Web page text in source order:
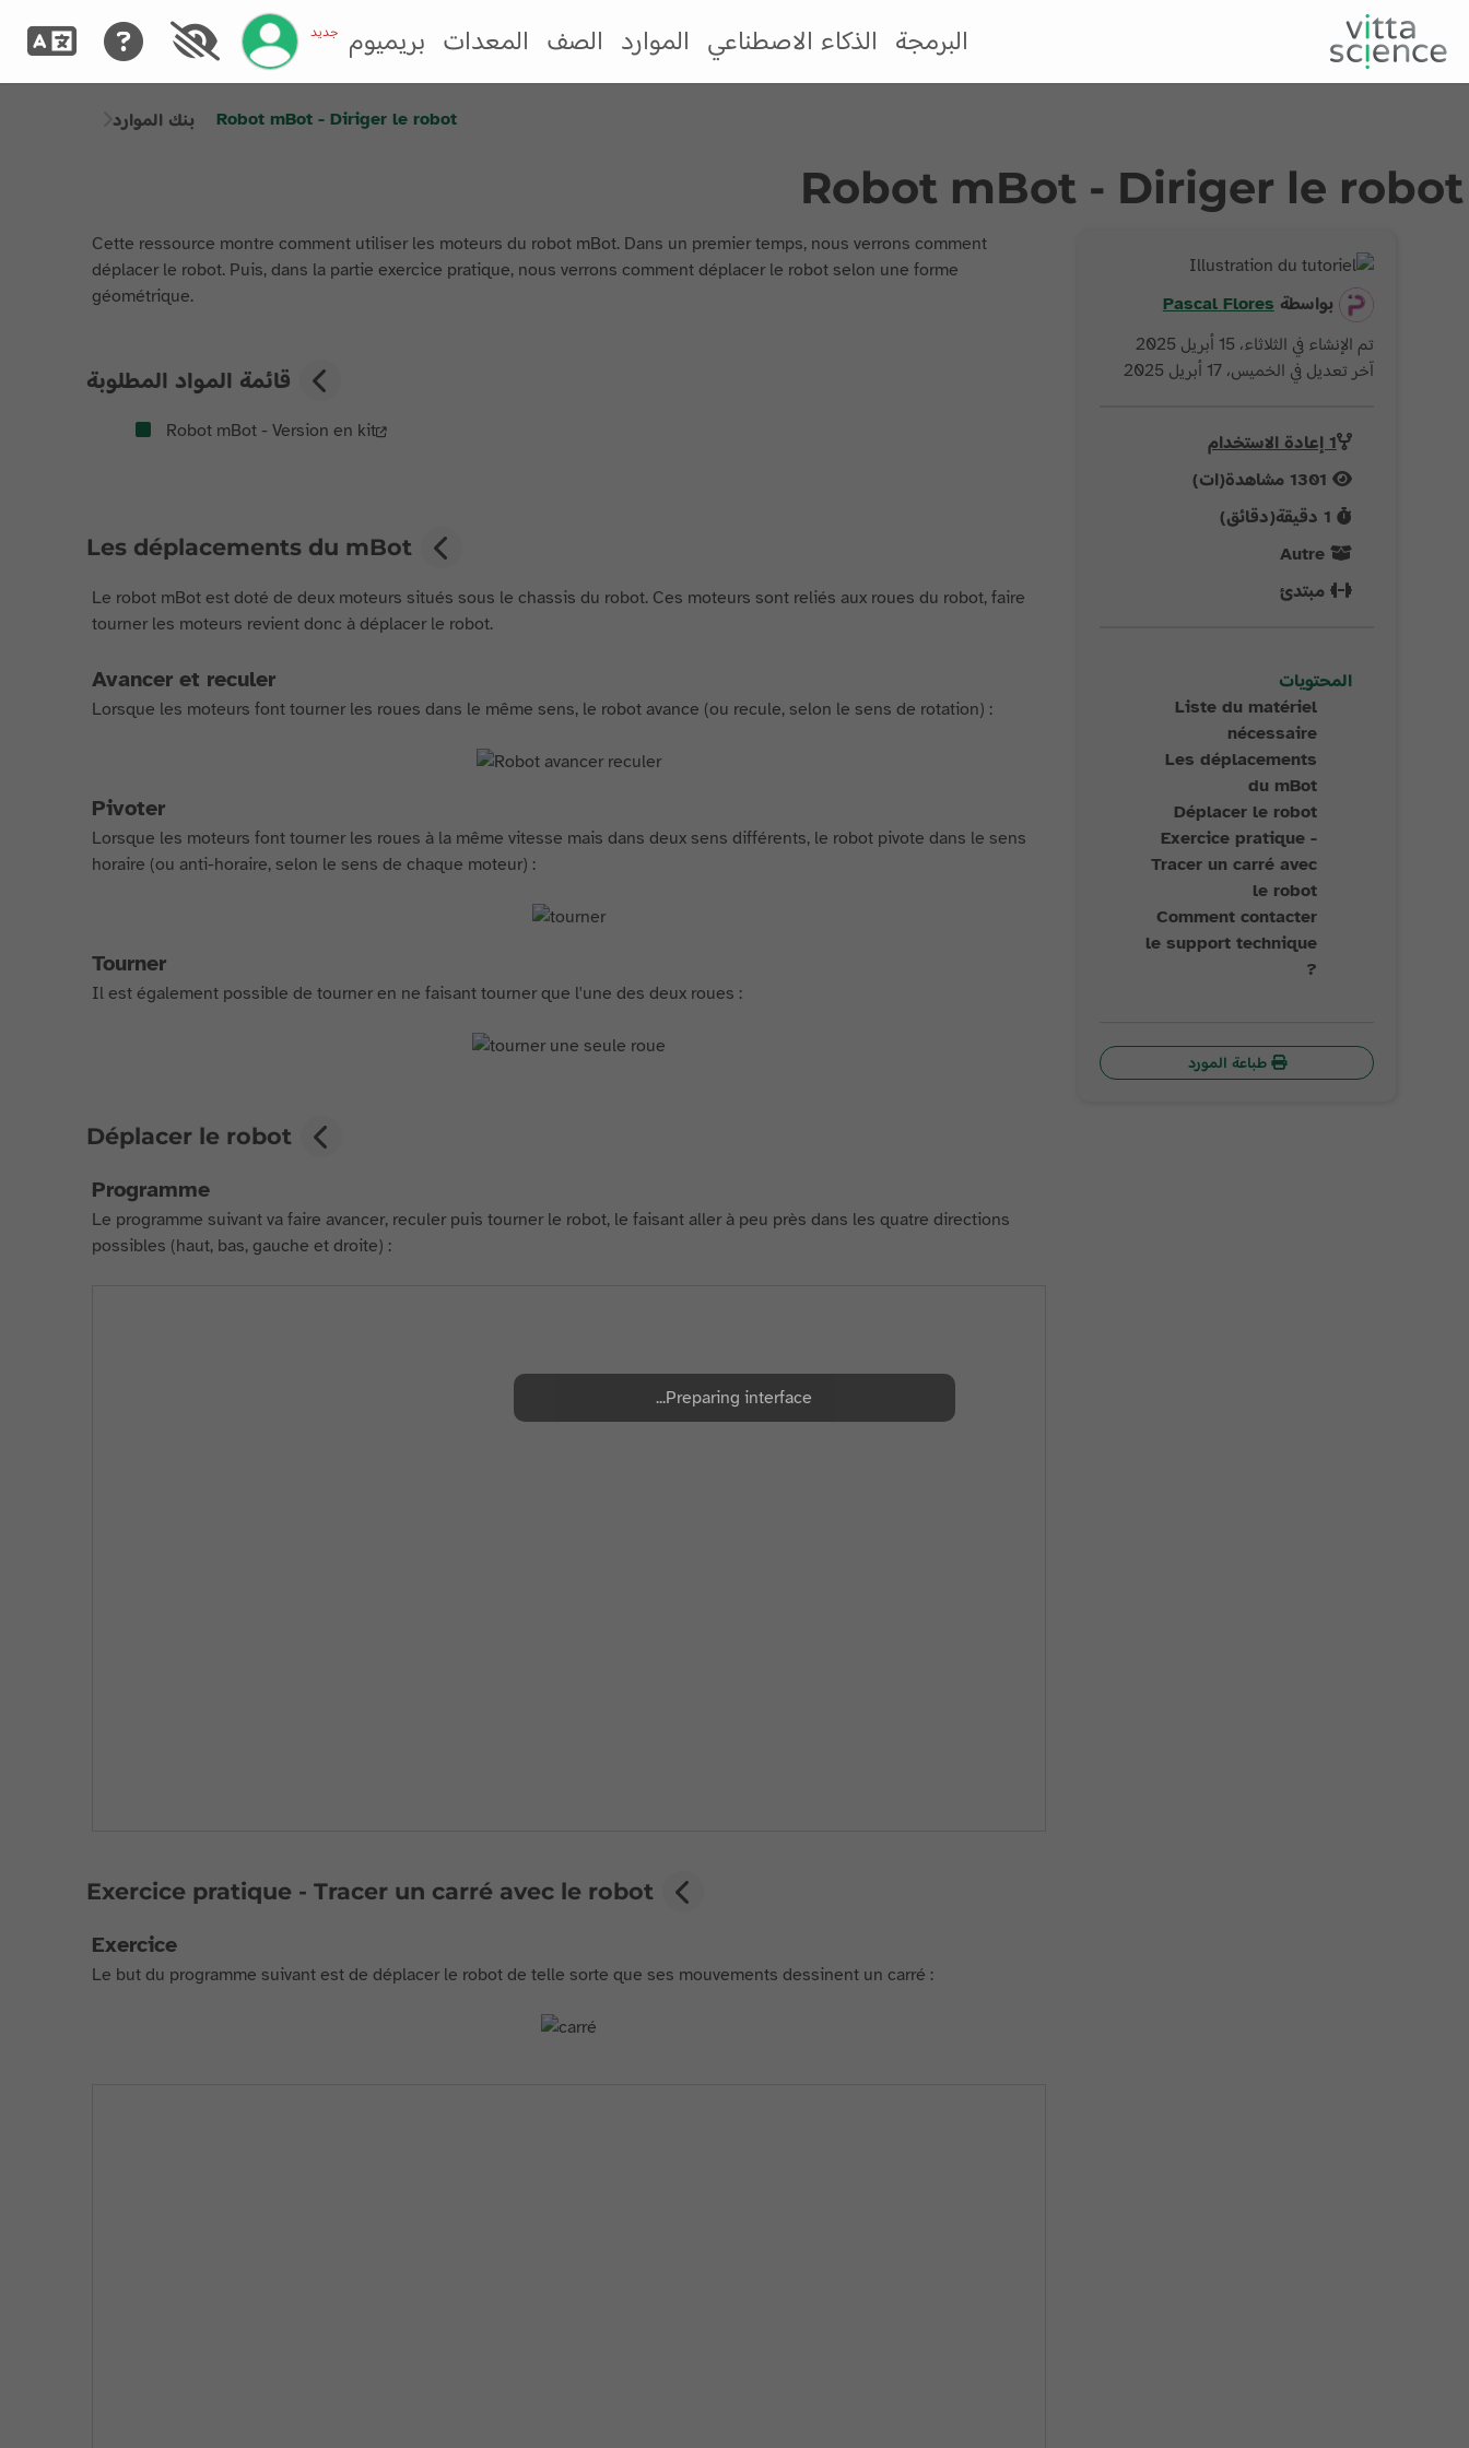
البرمجة الذكاء الاصطناعي الموارد الصف المعدات بريميوم جديد إدارة حسابك
بنك الموارد Robot mBot - Diriger le robot
Robot mBot - Diriger le robot
بواسطة Pascal Flores
تم الإنشاء في الثلاثاء، 15 أبريل 2025
آخر تعديل في الخميس، 17 أبريل 2025
1 إعادة الاستخدام
1301 مشاهدة(ات)
1 دقيقة(دقائق)
Autre
مبتدئ
المحتويات
Liste du matériel
nécessaire
Les déplacements
du mBot
Déplacer le robot
Exercice pratique -
Tracer un carré avec
le robot
Comment contacter
le support technique
?
طباعة المورد
Cette ressource montre comment utiliser les moteurs du robot mBot. Dans un premier temps, nous verrons comment
déplacer le robot. Puis, dans la partie exercice pratique, nous verrons comment déplacer le robot selon une forme
géométrique.
قائمة المواد المطلوبة
Robot mBot - Version en kit
Les déplacements du mBot
Le robot mBot est doté de deux moteurs situés sous le chassis du robot. Ces moteurs sont reliés aux roues du robot, faire
tourner les moteurs revient donc à déplacer le robot.
Avancer et reculer
Lorsque les moteurs font tourner les roues dans le même sens, le robot avance (ou recule, selon le sens de rotation) :
Pivoter
Lorsque les moteurs font tourner les roues à la même vitesse mais dans deux sens différents, le robot pivote dans le sens
horaire (ou anti-horaire, selon le sens de chaque moteur) :
Tourner
Il est également possible de tourner en ne faisant tourner que l'une des deux roues :
Déplacer le robot
Programme
Le programme suivant va faire avancer, reculer puis tourner le robot, le faisant aller à peu près dans les quatre directions
possibles (haut, bas, gauche et droite) :
Exercice pratique - Tracer un carré avec le robot
Exercice
Le but du programme suivant est de déplacer le robot de telle sorte que ses mouvements dessinent un carré :
Preparing interface...